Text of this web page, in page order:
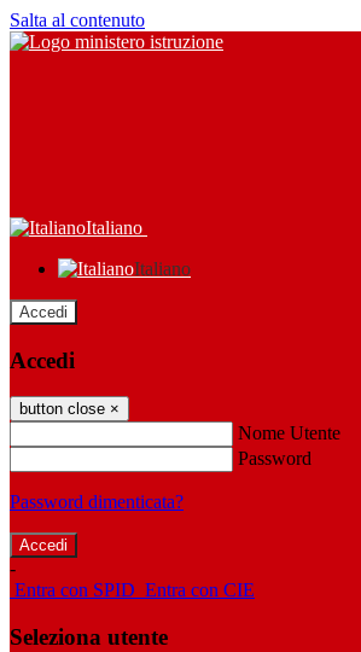
Salta al contenuto
Italiano
Italiano
Accedi
Accedi
button close ×
Nome Utente
Password
Password dimenticata?
-
Entra con SPID Entra con CIE
Seleziona utente